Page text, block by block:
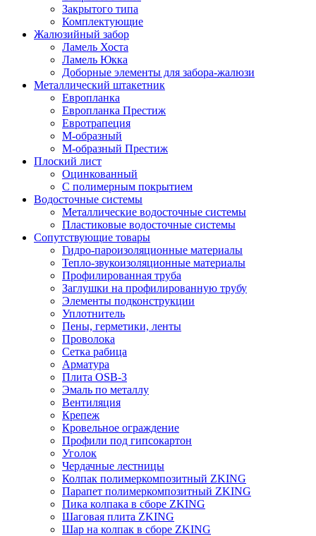
Закрытого типа
Комплектующие
Жалюзийный забор
Ламель Хоста
Ламель Юкка
Доборные элементы для забора-жалюзи
Металлический штакетник
Европланка
Европланка Престиж
Евротрапеция
М-образный
М-образный Престиж
Плоский лист
Оцинкованный
С полимерным покрытием
Водосточные системы
Металлические водосточные системы
Пластиковые водосточные системы
Сопутствующие товары
Гидро-пароизоляционные материалы
Тепло-звукоизоляционные материалы
Профилированная труба
Заглушки на профилированную трубу
Элементы подконструкции
Уплотнитель
Пены, герметики, ленты
Проволока
Сетка рабица
Арматура
Плита OSB-3
Эмаль по металлу
Вентиляция
Крепеж
Кровельное ограждение
Профили под гипсокартон
Уголок
Чердачные лестницы
Колпак полимеркомпозитный ZKING
Парапет полимеркомпозитный ZKING
Пика колпака в сборе ZKING
Шаговая плита ZKING
Шар на колпак в сборе ZKING